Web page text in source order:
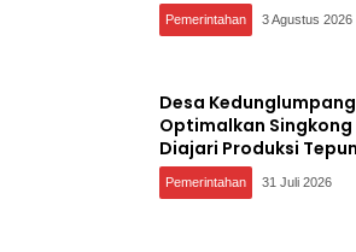
Pemerintahan 3 Agustus 2026
Desa
Optimalkan Singkong
Diajari Produksi
Pemerintahan 31 Juli 2026